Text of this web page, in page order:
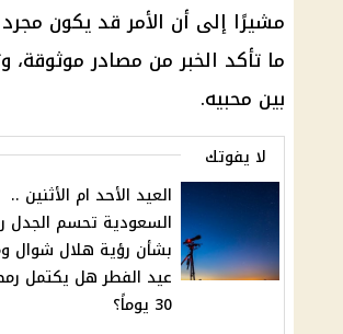
مشيرًا إلى أن الأمر قد يكون
ما تأكد الخبر من مصادر
بين محبيه.
لا يفوتك
العيد الأحد ام الأثنين ..
السعودية تحسم الجدل
بشأن رؤية هلال شوال
عيد الفطر هل يكتمل
30 يوماً؟